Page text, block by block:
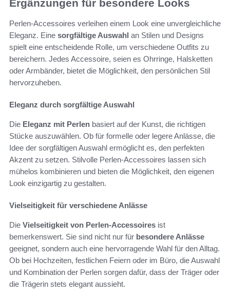
Ergänzungen für besondere Looks
Perlen-Accessoires verleihen einem Look eine unvergleichliche
Eleganz. Eine sorgfältige Auswahl an Stilen und Designs
spielt eine entscheidende Rolle, um verschiedene Outfits zu
bereichern. Jedes Accessoire, seien es Ohrringe, Halsketten
oder Armbänder, bietet die Möglichkeit, den persönlichen Stil
hervorzuheben.
Eleganz durch sorgfältige Auswahl
Die Eleganz mit Perlen basiert auf der Kunst, die richtigen
Stücke auszuwählen. Ob für formelle oder legere Anlässe, die
Idee der sorgfältigen Auswahl ermöglicht es, den perfekten
Akzent zu setzen. Stilvolle Perlen-Accessoires lassen sich
mühelos kombinieren und bieten die Möglichkeit, den eigenen
Look einzigartig zu gestalten.
Vielseitigkeit für verschiedene Anlässe
Die Vielseitigkeit von Perlen-Accessoires ist
bemerkenswert. Sie sind nicht nur für besondere Anlässe
geeignet, sondern auch eine hervorragende Wahl für den Alltag.
Ob bei Hochzeiten, festlichen Feiern oder im Büro, die Auswahl
und Kombination der Perlen sorgen dafür, dass der Träger oder
die Trägerin stets elegant aussieht.